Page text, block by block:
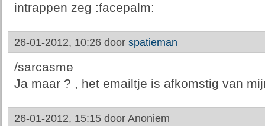
intrappen zeg :facepalm:
26-01-2012, 10:26 door spatieman
/sarcasme
Ja maar ? , het emailtje is afkomstig van
26-01-2012, 15:15 door Anoniem